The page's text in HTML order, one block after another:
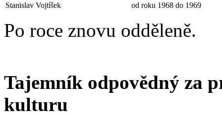
Stanislav Vojtíšek od roku 1968 do 1969
Po roce znovu odděleně.
Tajemník odpovědný za
kulturu